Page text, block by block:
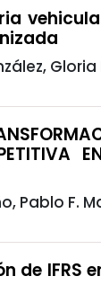
Pablo F.
de IFRS